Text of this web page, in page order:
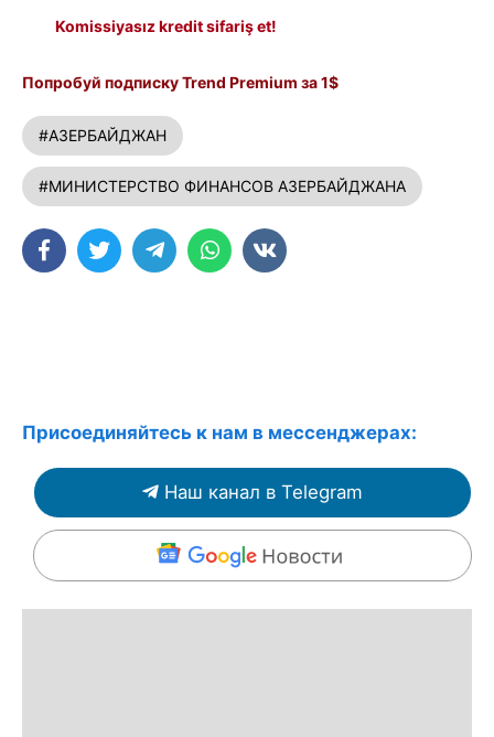
Komissiyasız kredit sifariş et!
Попробуй подписку Trend Premium за 1$
#АЗЕРБАЙДЖАН
#МИНИСТЕРСТВО ФИНАНСОВ АЗЕРБАЙДЖАНА
Присоединяйтесь к нам в мессенджерах:
Наш канал в Telegram